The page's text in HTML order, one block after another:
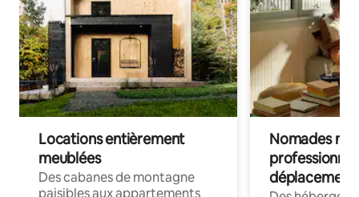
Locations entièrement
meublées
Des cabanes de montagne
paisibles aux appartements
Nomades
déplacement